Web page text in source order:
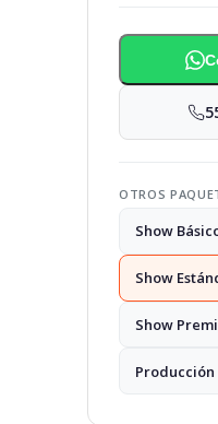
OTROS
Show
Show
Show